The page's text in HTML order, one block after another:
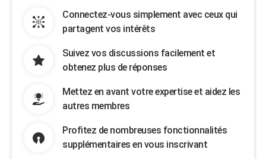
Connectez-vous simplement avec ceux qui
partagent vos intérêts
Suivez vos discussions facilement et
obtenez plus de réponses
Mettez en avant votre expertise et aidez les
autres membres
Profitez de nombreuses fonctionnalités
supplémentaires en vous inscrivant